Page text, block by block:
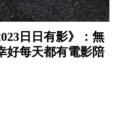
日日有影》：無
好每天都有電影陪